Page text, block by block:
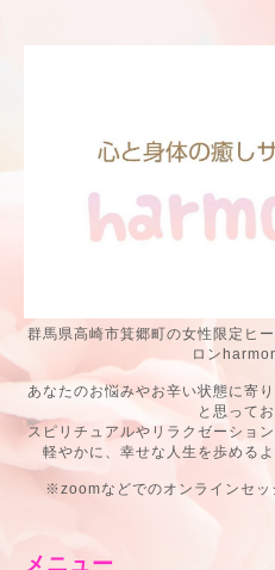
群馬県高崎市箕郷町の女性限定ヒ
ロン
あなたのお悩みやお辛い状態に寄
と思ってお
スピリチュアルやリラクゼーショ
軽やかに、幸せな人生を歩める
※zoomなどでのオンラインセッ
メニュー